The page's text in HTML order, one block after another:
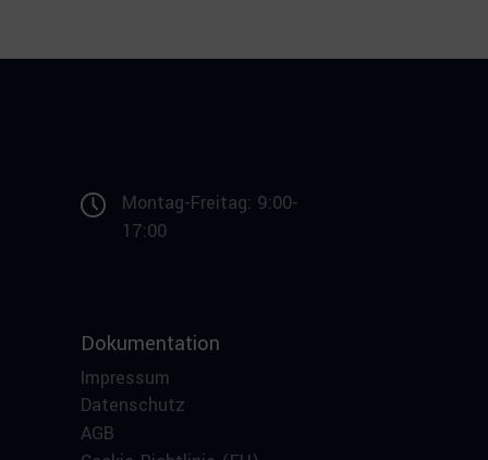
Montag-Freitag: 9:00-
17:00
Dokumentation
Impressum
Datenschutz
AGB